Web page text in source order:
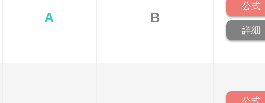
A B
公式
詳細